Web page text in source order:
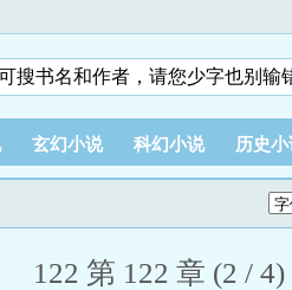
玄幻小说 科幻小说 历史
122 第 122 章 (2 / 4)